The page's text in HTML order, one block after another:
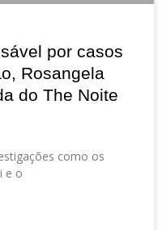
por casos
Rosangela
do The Noite
como os
e o